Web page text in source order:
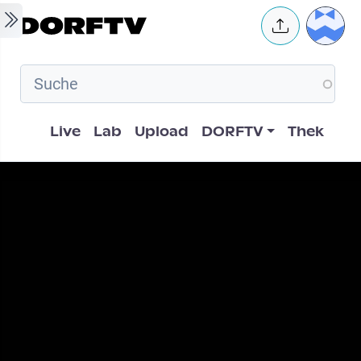
Skip to main content User
Hauptnavigation
Live Lab Upload DORFTV Thek